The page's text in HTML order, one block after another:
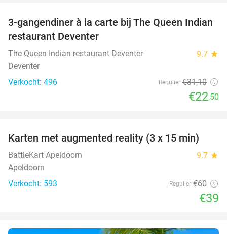
28%
3-gangendiner à la carte bij The Queen Indian
restaurant Deventer
The Queen Indian restaurant Deventer 9.7 star
Deventer
Verkocht: 496
Regulier €31,10
€22,50
35%
Karten met augmented reality (3 x 15 min)
BattleKart Apeldoorn 9.7 star
Apeldoorn
Verkocht: 593
Regulier €60
€39